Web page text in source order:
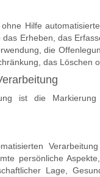
Hilfe
Erheben, das
die
das Löschen
ist die
persönliche
Lage,